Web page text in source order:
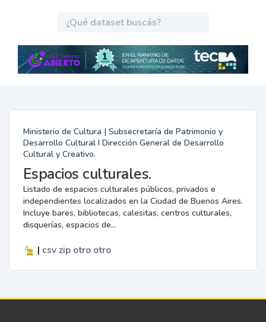
Ministerio de Cultura | Subsecretaría de Patrimonio y
Desarrollo Cultural I Dirección General de Desarrollo
Cultural y Creativo.
Espacios culturales.
Listado de espacios culturales públicos, privados e
independientes localizados en la Ciudad de Buenos Aires.
Incluye bares, bibliotecas, calesitas, centros culturales,
disquerías, espacios de...
| csv zip otro otro